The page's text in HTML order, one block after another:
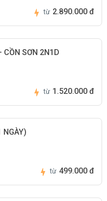
từ 2.890.000 đ
CỒN SƠN 2N1D
từ 1.520.000 đ
NGÀY)
từ 499.000 đ